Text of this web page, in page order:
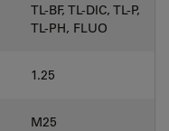
TL-BF, TL-DIC, TL-P,
TL-PH, FLUO
1.25
M25